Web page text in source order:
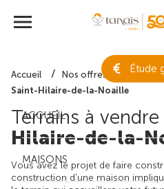
Étude
ACCUEIL
MAISONS
Accueil Nos offres de terrain
Saint-Hilaire-de-la-Noaille
Terrains à vendre
Hilaire-de-la-
Vous avez le projet de faire
construction d'une maison